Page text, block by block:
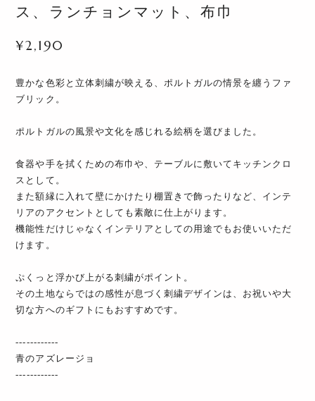
ス、ランチョンマット、布巾
¥2,190
豊かな色彩と立体刺繍が映える、ポルトガルの情景を纏うファ
ブリック。
ポルトガルの風景や文化を感じれる絵柄を選びました。
食器や手を拭くための布巾や、テーブルに敷いてキッチンクロ
スとして。
また額縁に入れて壁にかけたり棚置きで飾ったりなど、インテ
リアのアクセントとしても素敵に仕上がります。
機能性だけじゃなくインテリアとしての用途でもお使いいただ
けます。
ぷくっと浮かび上がる刺繍がポイント。
その土地ならではの感性が息づく刺繍デザインは、お祝いや大
切な方へのギフトにもおすすめです。
------------
青のアズレージョ
------------